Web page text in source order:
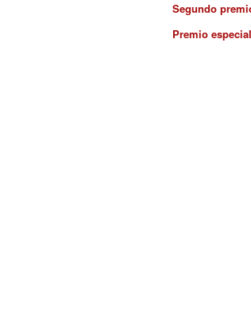
Segundo
Premio